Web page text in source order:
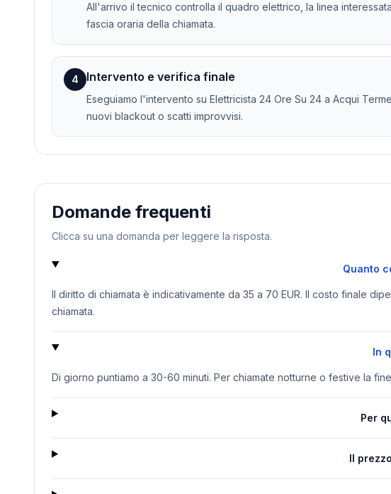
All'arrivo il tecnico controlla il quadro elettrico, la linea
fascia oraria della chiamata.
4 Intervento e verifica finale
Eseguiamo l'intervento su Elettricista 24 Ore Su 24 a Acqui
nuovi blackout o scatti improvvisi.
Domande frequenti
Clicca su una domanda per leggere la risposta.
Quanto
Il diritto di chiamata è indicativamente da 35 a 70 EUR. Il costo finale
chiamata.
In
Di giorno puntiamo a 30-60 minuti. Per chiamate notturne o festive la
Per
Il